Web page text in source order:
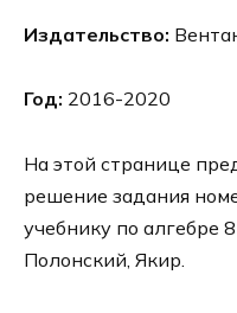
Издательство:
Год: 2016-2020
На этой странице
решение задания
учебнику по алгебре
Полонский, Якир.